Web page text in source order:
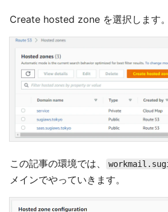
Create hosted zone を選択します。
この記事の環境では、
メインでやっていきます。